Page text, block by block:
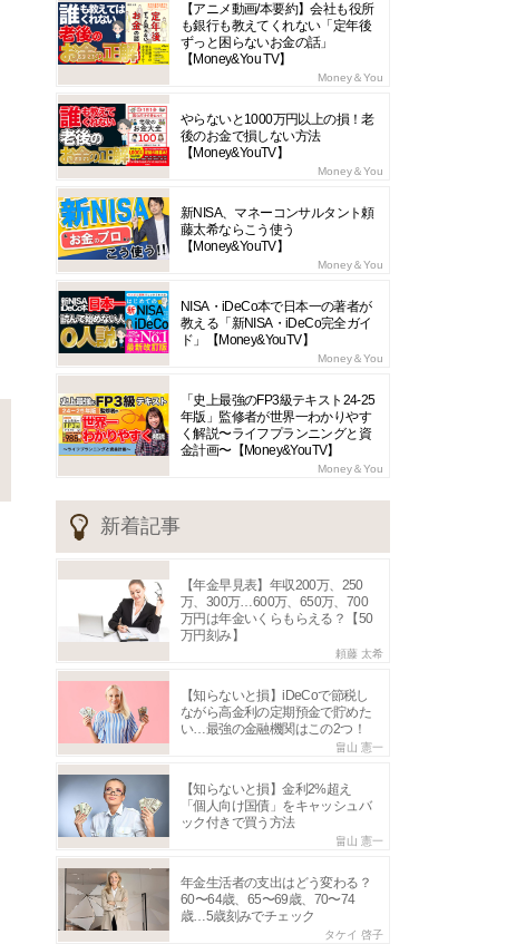
【アニメ動画/本要約】会社も役所
も銀行も教えてくれない「定年後
ずっと困らないお金の話」
【Money&You TV】
Money＆You
やらないと1000万円以上の損！老
後のお金で損しない方法
【Money&YouTV】
Money＆You
新NISA、マネーコンサルタント頼
藤太希ならこう使う
【Money&YouTV】
Money＆You
NISA・iDeCo本で日本一の著者が
教える「新NISA・iDeCo完全ガイ
ド」【Money&YouTV】
Money＆You
「史上最強のFP3級テキスト24-25
年版」監修者が世界一わかりやす
く解説〜ライフプランニングと資
金計画〜【Money&YouTV】
Money＆You
新着記事
【年金早見表】年収200万、250
万、300万…600万、650万、700
万円は年金いくらもらえる？【50
万円刻み】
頼藤 太希
【知らないと損】iDeCoで節税し
ながら高金利の定期預金で貯めた
い…最強の金融機関はこの2つ！
畠山 憲一
【知らないと損】金利2%超え
「個人向け国債」をキャッシュバ
ック付きで買う方法
畠山 憲一
年金生活者の支出はどう変わる？
60〜64歳、65〜69歳、70〜74
歳…5歳刻みでチェック
タケイ 啓子